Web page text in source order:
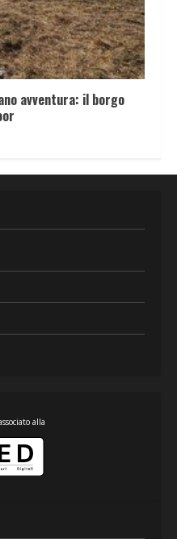
avventura: il borgo
alla